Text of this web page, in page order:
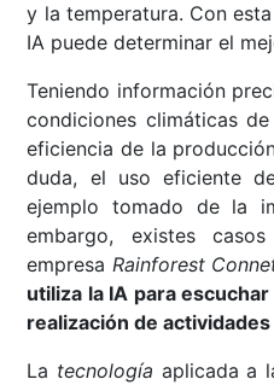
y la temperatura. Con
IA puede determinar el
Teniendo información
condiciones climáticas
eficiencia de la
duda, el uso eficiente
ejemplo tomado de la
embargo, existes
empresa Rainforest
utiliza la IA para
realización de
La tecnología aplicada a